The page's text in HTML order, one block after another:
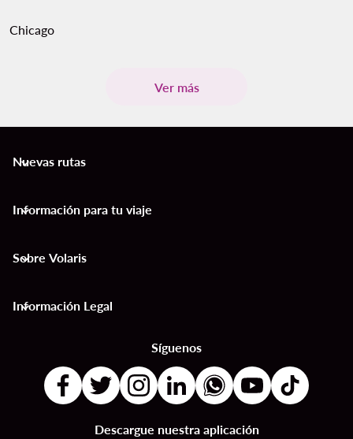
Chicago
Ver más
Nuevas rutas
keyboard_arrow_down
Información para tu viaje
keyboard_arrow_down
Sobre Volaris
keyboard_arrow_down
Información Legal
keyboard_arrow_down
Síguenos
Descargue nuestra aplicación